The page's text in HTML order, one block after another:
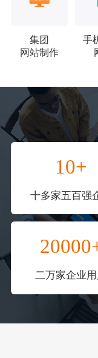
集团
网站制作
手
10+
十多家五百强
二万家企业